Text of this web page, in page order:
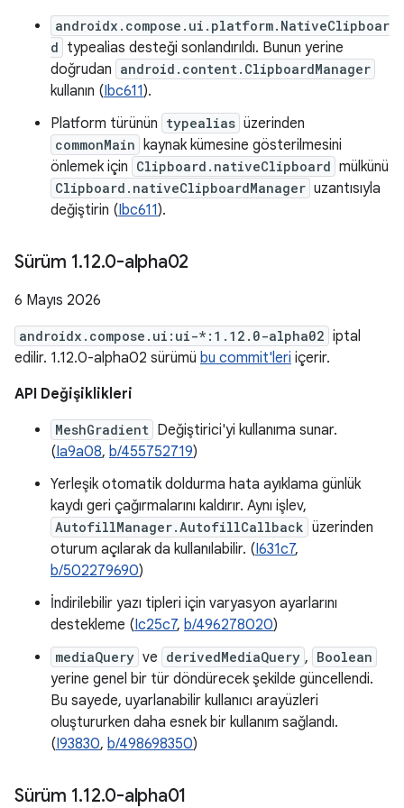
androidx.compose.ui.platform.NativeClipboar
d typealias desteği sonlandırıldı. Bunun yerine
doğrudan android.content.ClipboardManager
kullanın (Ibc611).
Platform türünün typealias üzerinden
commonMain kaynak kümesine gösterilmesini
önlemek için Clipboard.nativeClipboard mülkünü
Clipboard.nativeClipboardManager uzantısıyla
değiştirin (Ibc611).
Sürüm 1.12.0-alpha02
6 Mayıs 2026
androidx.compose.ui:ui-*:1.12.0-alpha02 iptal
edilir. 1.12.0-alpha02 sürümü bu commit'leri içerir.
API Değişiklikleri
MeshGradient Değiştirici'yi kullanıma sunar.
(Ia9a08, b/455752719)
Yerleşik otomatik doldurma hata ayıklama günlük
kaydı geri çağırmalarını kaldırır. Aynı işlev,
AutofillManager.AutofillCallback üzerinden
oturum açılarak da kullanılabilir. (I631c7,
b/502279690)
İndirilebilir yazı tipleri için varyasyon ayarlarını
destekleme (Ic25c7, b/496278020)
mediaQuery ve derivedMediaQuery , Boolean
yerine genel bir tür döndürecek şekilde güncellendi.
Bu sayede, uyarlanabilir kullanıcı arayüzleri
oluştururken daha esnek bir kullanım sağlandı.
(I93830, b/498698350)
Sürüm 1.12.0-alpha01